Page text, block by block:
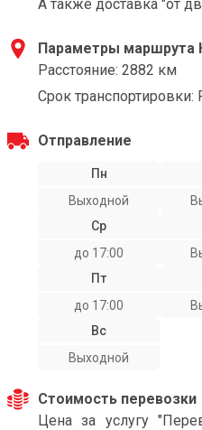
А также доставка "от
Параметры маршрута
Расстояние: 2882 км
Срок транспортировки:
Отправление
Пн
Выходной
Ср
до 17:00
Пт
до 17:00
Вс
Выходной
Стоимость перевозки
Цена за услугу